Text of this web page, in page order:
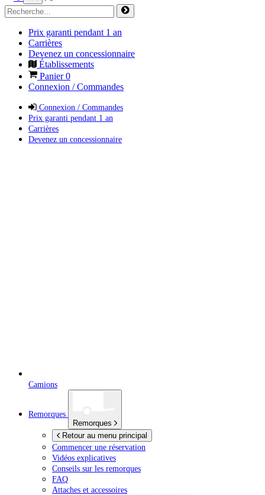
Prix garanti pendant 1 an
Carrières
Devenez un concessionnaire
Établissements
Panier0
Connexion / Commandes
Connexion / Commandes
Prix garanti pendant 1 an
Carrières
Devenez un concessionnaire
Camions
Remorques
Remorques
Retour au menu principal
Commencer une réservation
Vidéos explicatives
Conseils sur les remorques
FAQ
Attaches et accessoires